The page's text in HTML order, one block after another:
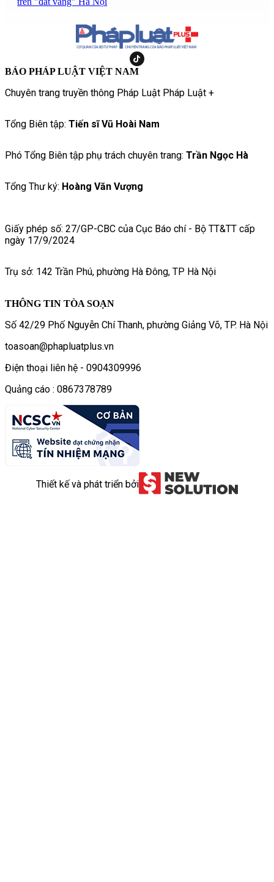
BÁO PHÁP LUẬT VIỆT NAM
Chuyên trang truyền thông Pháp Luật Pháp Luật +
Tổng Biên tập: Tiến sĩ Vũ Hoài Nam
Phó Tổng Biên tập phụ trách chuyên trang: Trần Ngọc Hà
Tổng Thư ký: Hoàng Văn Vượng
Giấy phép số: 27/GP-CBC của Cục Báo chí - Bộ TT&TT cấp
ngày 17/9/2024
Trụ sở: 142 Trần Phú, phường Hà Đông, TP Hà Nội
THÔNG TIN TÒA SOẠN
Số 42/29 Phố Nguyễn Chí Thanh, phường Giảng Võ, TP. Hà Nội
toasoan@phapluatplus.vn
Điện thoại liên hệ - 0904309996
Quảng cáo : 0867378789
Thiết kế và phát triển bởi